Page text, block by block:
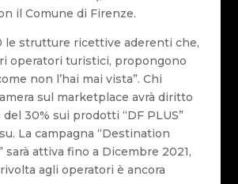
il Comune di Firenze.
le strutture ricettive aderenti che,
operatori turistici, propongono
non l’hai mai vista”. Chi
sul marketplace avrà diritto
30% sui prodotti “DF PLUS”
La campagna “Destination
sarà attiva fino a Dicembre 2021,
agli operatori è ancora